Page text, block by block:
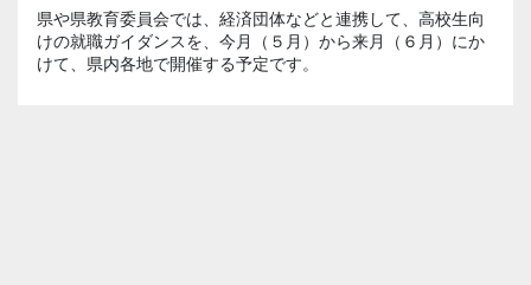
県や県教育委員会では、経済団体などと連携して、高校生向
けの就職ガイダンスを、今月（５月）から来月（６月）にか
けて、県内各地で開催する予定です。